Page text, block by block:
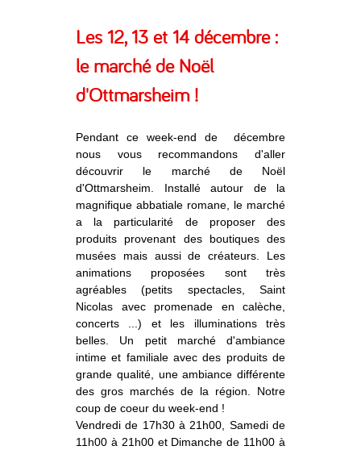
Les 12, 13 et 14 décembre :
le marché de Noël
d'Ottmarsheim !
Pendant ce week-end de décembre
nous vous recommandons d'aller
découvrir le marché de Noël
d'Ottmarsheim. Installé autour de la
magnifique abbatiale romane, le marché
a la particularité de proposer des
produits provenant des boutiques des
musées mais aussi de créateurs. Les
animations proposées sont très
agréables (petits spectacles, Saint
Nicolas avec promenade en calèche,
concerts ...) et les illuminations très
belles. Un petit marché d'ambiance
intime et familiale avec des produits de
grande qualité, une ambiance différente
des gros marchés de la région. Notre
coup de coeur du week-end !
Vendredi de 17h30 à 21h00, Samedi de
11h00 à 21h00 et Dimanche de 11h00 à